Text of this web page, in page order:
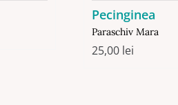
Pecinginea
Paraschiv Mara
25,00 lei